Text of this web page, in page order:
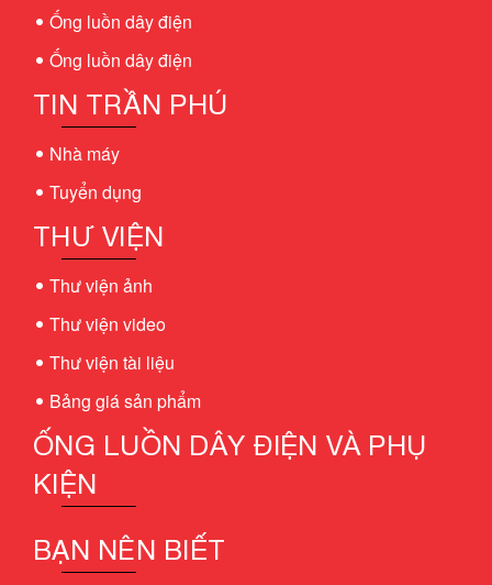
Ống luồn dây điện
Ống luồn dây điện
TIN TRẦN PHÚ
Nhà máy
Tuyển dụng
THƯ VIỆN
Thư viện ảnh
Thư viện video
Thư viện tài liệu
Bảng giá sản phẩm
ỐNG LUỒN DÂY ĐIỆN VÀ PHỤ
KIỆN
BẠN NÊN BIẾT